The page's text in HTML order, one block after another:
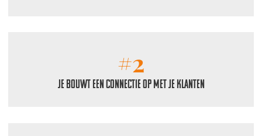
#2
Je bouwt een connectie op met je klanten